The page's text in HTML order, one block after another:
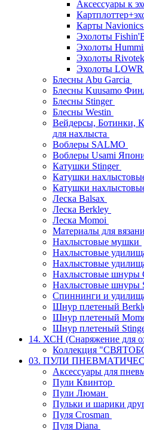
Аксессуары к
Карты
Эхолоты
Эхолоты
Эхолоты Rivotek
Эхолоты
Блесны Abu Garcia
Блесны Kuusamo
Блесны Stinger
Блесны Westin
Вейдерсы, Ботинки,
для нахлыста
Воблеры SALMO
Воблеры Usami
Катушки Stinger
Катушки
Катушки
Леска Balsax
Леска Berkley
Леска Momoi
Материалы для
Нахлыстовые мушки
Нахлыстовые
Нахлыстовые
Нахлыстовые шнуры
Нахлыстовые шнуры
Спиннинги и
Шнур плетеный
Шнур плетеный
Шнур плетеный
14. ХСН (Снаряжение для
Коллекция
03. ПУЛИ
Аксессуары для
Пули Квинтор
Пули Люман
Пульки и шарики
Пуля Crosman
Пуля Diana